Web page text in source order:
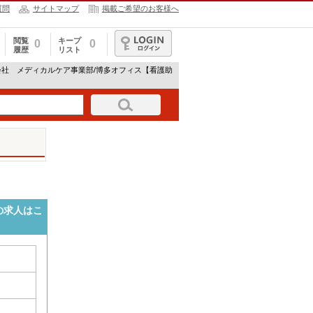
問 サイトマップ 掲載ご希望のお客様へ
閲覧
履歴
0
キープ
リスト
0
ログイン
メディカルケア事業部/博多オフィス【看護助
人はこ